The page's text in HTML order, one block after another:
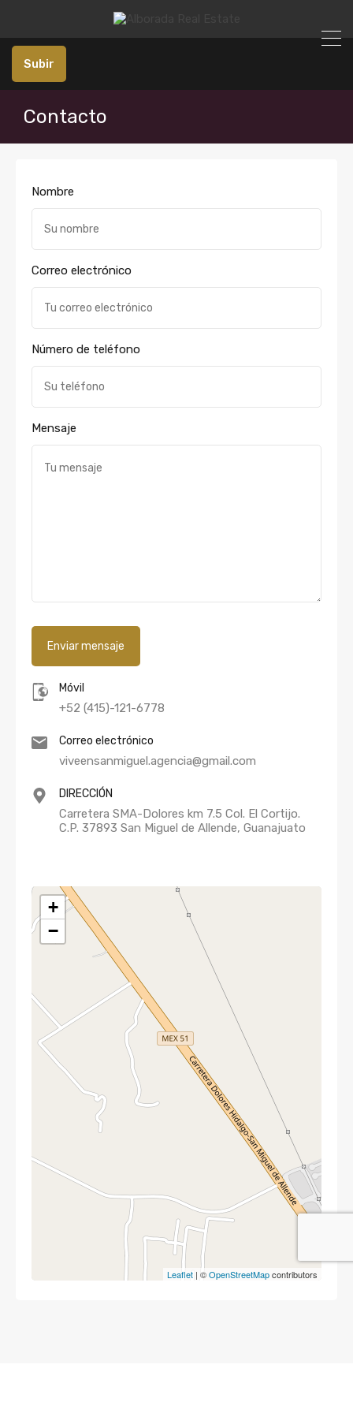
Subir
Contacto
Nombre
Correo electrónico
Número de teléfono
Mensaje
Móvil
+52 (415)-121-6778
Correo electrónico
viveensanmiguel.agencia@gmail.com
DIRECCIÓN
Carretera SMA-Dolores km 7.5 Col. El Cortijo.
C.P. 37893 San Miguel de Allende, Guanajuato
+
−
Leaflet | ©OpenStreetMapcontributors